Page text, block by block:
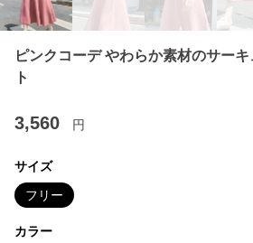
ピンクコーデ やわらか素材のサー
ト
3,560 円
サイズ
フリー
カラー